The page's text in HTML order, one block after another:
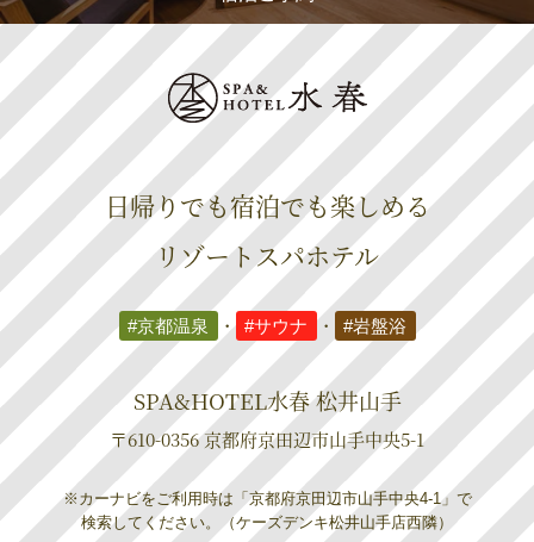
日帰りでも宿泊でも楽しめる
リゾートスパホテル
#京都温泉 ・ #サウナ ・ #岩盤浴
SPA&HOTEL水春 松井山手
〒610-0356 京都府京田辺市山手中央5-1
※カーナビをご利用時は「京都府京田辺市山手中央4-1」で
検索してください。（ケーズデンキ松井山手店西隣）